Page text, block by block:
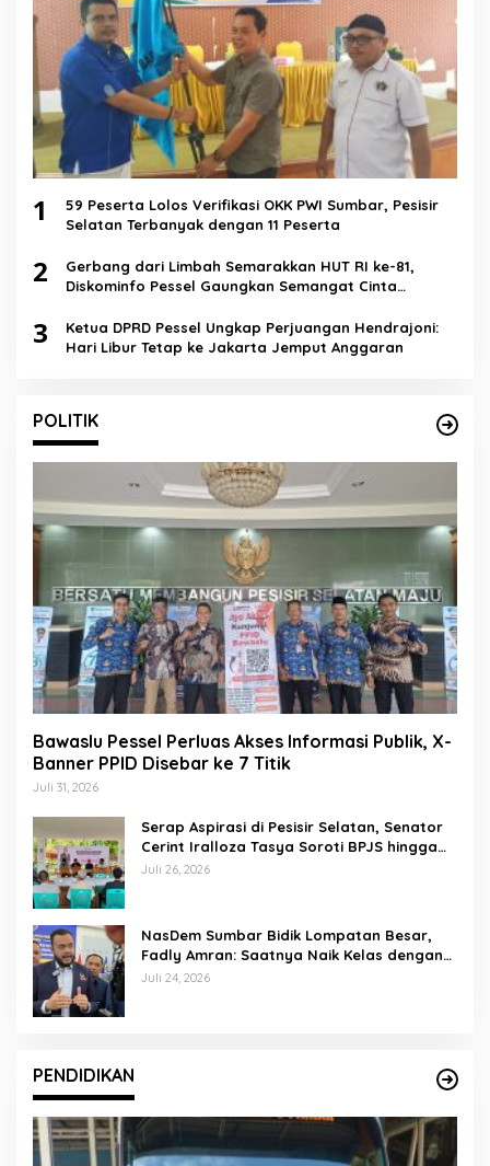
1
59 Peserta Lolos Verifikasi OKK PWI Sumbar, Pesisir
Selatan Terbanyak dengan 11 Peserta
2
Gerbang dari Limbah Semarakkan HUT RI ke-81,
Diskominfo Pessel Gaungkan Semangat Cinta
3
Ketua DPRD Pessel Ungkap Perjuangan Hendrajoni:
Hari Libur Tetap ke Jakarta Jemput Anggaran
POLITIK
Bawaslu Pessel Perluas Akses Informasi Publik, X-
Banner PPID Disebar ke 7 Titik
Juli 31, 2026
Serap Aspirasi di Pesisir Selatan, Senator
Cerint Iralloza Tasya Soroti BPJS hingga
Kurikulum Merdeka
Juli 26, 2026
NasDem Sumbar Bidik Lompatan Besar,
Fadly Amran: Saatnya Naik Kelas dengan
Kader Berkualitas
Juli 24, 2026
PENDIDIKAN